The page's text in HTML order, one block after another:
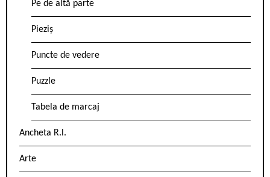
Pe de altă parte
Pieziș
Puncte de vedere
Puzzle
Tabela de marcaj
Ancheta R.l.
Arte